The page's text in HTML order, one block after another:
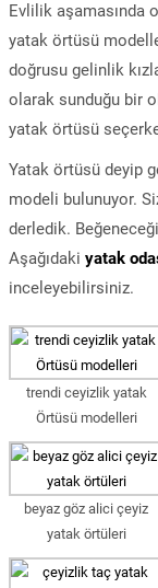
Evlilik aşamasında
yatak örtüsü
doğrusu gelinlik
olarak sunduğu bir
yatak örtüsü
Yatak örtüsü deyip
modeli bulunuyor.
derledik.
Aşağıdaki yatak
inceleyebilirsiniz.
trendi ceyizlik yatak
Örtüsü modelleri
beyaz göz alici çeyiz
yatak örtüleri